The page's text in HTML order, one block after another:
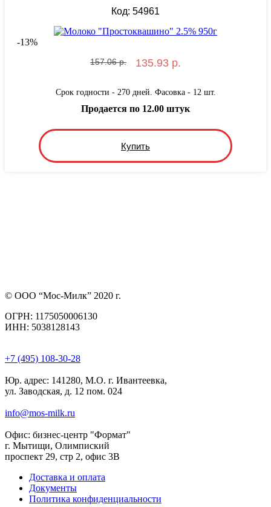
Код: 54961
-13%
157.06 р. 135.93 р.
Срок годности - 270 дней. Фасовка - 12 шт.
Купить
Продается по 12.00 штук
© ООО “Мос-Милк” 2020 г.
ОГРН: 1175050006130
ИНН: 5038128143
+7 (495) 108-30-28
Юр. адрес: 141280, М.О. г. Ивантеевка,
ул. Заводская, д. 12 пом. 024
info@mos-milk.ru
Офис: бизнес-центр "Формат"
г. Мытищи, Олимпиский
проспект 29, стр 2, офис 3B
Доставка и оплата
Документы
Политика конфиденциальности